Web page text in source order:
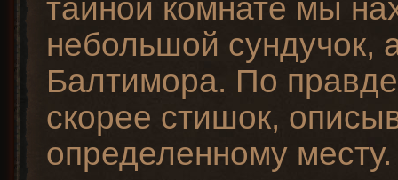
тайной комнате мы
небольшой сундучок,
Балтимора. По правде
скорее стишок,
определенному месту.